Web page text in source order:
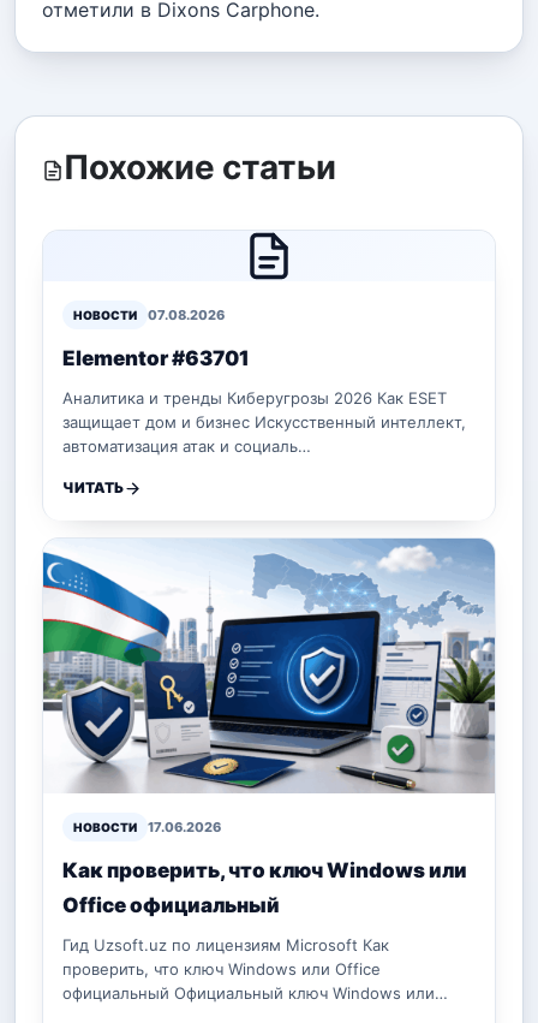
отметили в Dixons Carphone.
Похожие статьи
НОВОСТИ 07.08.2026
Elementor #63701
Аналитика и тренды Киберугрозы 2026 Как ESET
защищает дом и бизнес Искусственный интеллект,
автоматизация атак и социаль…
ЧИТАТЬ
НОВОСТИ 17.06.2026
Как проверить, что ключ Windows или
Office официальный
Гид Uzsoft.uz по лицензиям Microsoft Как
проверить, что ключ Windows или Office
официальный Официальный ключ Windows или…